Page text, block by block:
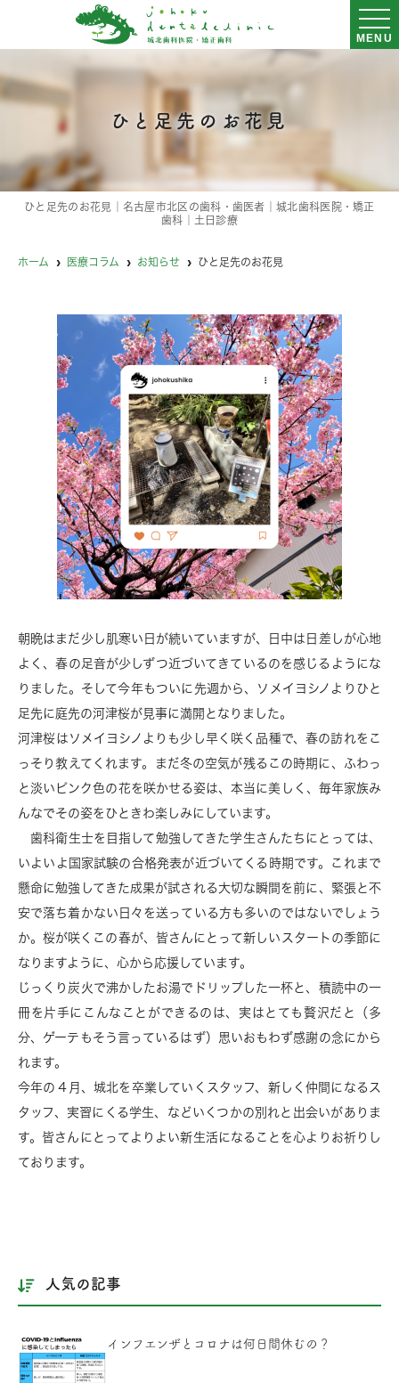
MENU
ひと足先のお花見
ひと足先のお花見｜名古屋市北区の歯科・歯医者｜城北歯科医院・矯正
歯科｜土日診療
ホーム 医療コラム お知らせ ひと足先のお花見
朝晩はまだ少し肌寒い日が続いていますが、日中は日差しが心地
よく、春の足音が少しずつ近づいてきているのを感じるようにな
りました。そして今年もついに先週から、ソメイヨシノよりひと
足先に庭先の河津桜が見事に満開となりました。
河津桜はソメイヨシノよりも少し早く咲く品種で、春の訪れをこ
っそり教えてくれます。まだ冬の空気が残るこの時期に、ふわっ
と淡いピンク色の花を咲かせる姿は、本当に美しく、毎年家族み
んなでその姿をひときわ楽しみにしています。
歯科衛生士を目指して勉強してきた学生さんたちにとっては、
いよいよ国家試験の合格発表が近づいてくる時期です。これまで
懸命に勉強してきた成果が試される大切な瞬間を前に、緊張と不
安で落ち着かない日々を送っている方も多いのではないでしょう
か。桜が咲くこの春が、皆さんにとって新しいスタートの季節に
なりますように、心から応援しています。
じっくり炭火で沸かしたお湯でドリップした一杯と、積読中の一
冊を片手にこんなことができるのは、実はとても贅沢だと（多
分、ゲーテもそう言っているはず）思いおもわず感謝の念にから
れます。
今年の４月、城北を卒業していくスタッフ、新しく仲間になるス
タッフ、実習にくる学生、などいくつかの別れと出会いがありま
す。皆さんにとってよりよい新生活になることを心よりお祈りし
ております。
人気の記事
インフエンザとコロナは何日間休むの？